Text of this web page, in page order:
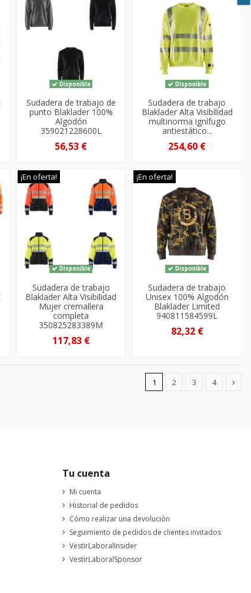
Disponible
Sudadera de trabajo de
punto Blaklader 100%
Algodón
359021228600L
56,53 €
Disponible
Sudadera de trabajo
Blaklader Alta Visibilidad
multinorma ignífugo
antiestático...
254,60 €
¡En oferta!
Disponible
Sudadera de trabajo
Blaklader Alta Visibilidad
Mujer cremallera
completa
350825283389M
117,83 €
¡En oferta!
Disponible
Sudadera de trabajo
Unisex 100% Algodón
Blaklader Limited
940811584599L
82,32 €
1 2 3 4
Tu cuenta
Mi cuenta
Historial de pedidos
Cómo realizar una devolución
Seguimiento de pedidos de clientes invitados
VestirLaboralInsider
VestirLaboralSponsor